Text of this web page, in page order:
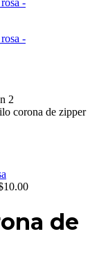
corona de zipper
10.00
de